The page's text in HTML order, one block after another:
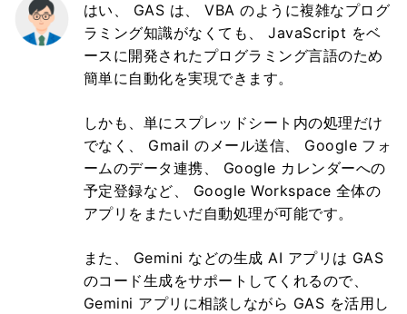
はい、 GAS は、 VBA のように複雑なプログ
ラミング知識がなくても、 JavaScript をベ
ースに開発されたプログラミング言語のため
簡単に自動化を実現できます。
しかも、単にスプレッドシート内の処理だけ
でなく、 Gmail のメール送信、 Google フォ
ームのデータ連携、 Google カレンダーへの
予定登録など、 Google Workspace 全体の
アプリをまたいだ自動処理が可能です。
また、 Gemini などの生成 AI アプリは GAS
のコード生成をサポートしてくれるので、
Gemini アプリに相談しながら GAS を活用し